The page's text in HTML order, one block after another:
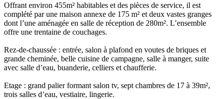
Offrant environ 455m² habitables et des pièces de service, il est
complété par une maison annexe de 175 m² et deux vastes granges
dont l’une aménagée en salle de réception de 280m². L’ensemble
offre une trentaine de couchages.
Rez-de-chaussée : entrée, salon à plafond en voutes de briques et
grande cheminée, belle cuisine de campagne, salle à manger, suite
avec salle d’eau, buanderie, celliers et chaufferie.
Etage : grand palier formant salon tv, sept chambres de 17 à 39m²,
trois salles d’eau, vestiaire, lingerie.